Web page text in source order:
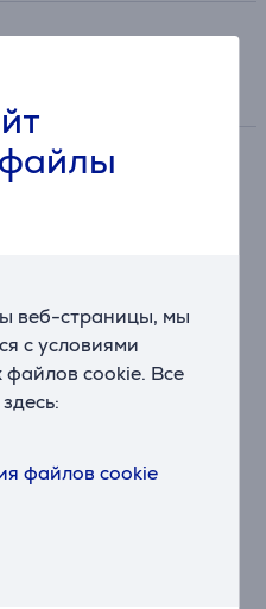
файлы
веб-страницы, мы
с условиями
cookie. Все
файлов cookie
нагрева
окном для
+ вертел и
в 1 минуту)
от 40°C до 230°C (с